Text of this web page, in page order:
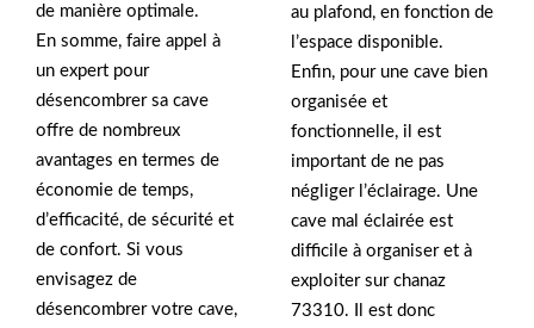
de manière optimale.
En somme, faire appel à
un expert pour
désencombrer sa cave
offre de nombreux
avantages en termes de
économie de temps,
d’efficacité, de sécurité et
de confort. Si vous
envisagez de
désencombrer votre cave,
au plafond, en fonction de
l’espace disponible.
Enfin, pour une cave bien
organisée et
fonctionnelle, il est
important de ne pas
négliger l’éclairage. Une
cave mal éclairée est
difficile à organiser et à
exploiter sur chanaz
73310. Il est donc